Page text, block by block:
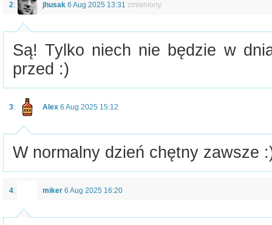
2: jhusak 6 Aug 2025 13:31 zmieniony
Są! Tylko niech nie będzie w
przed :)
3: Alex 6 Aug 2025 15:12
W normalny dzień chętny zawsze
4: miker 6 Aug 2025 16:20